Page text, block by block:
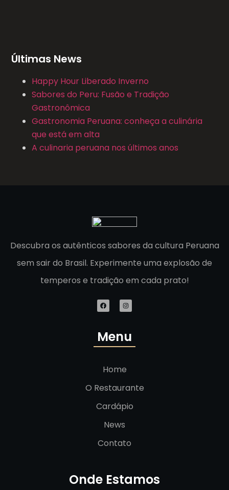
Últimas News
Happy Hour Liberado Inverno
Sabores do Peru: Fusão e Tradição
Gastronômica
Gastronomia Peruana: conheça a culinária
que está em alta
A culinaria peruana nos últimos anos
Descubra os autênticos sabores da cultura Peruana
sem sair do Brasil. Experimente uma explosão de
temperos e tradição em cada prato!
Menu
Home
O Restaurante
Cardápio
News
Contato
Onde Estamos